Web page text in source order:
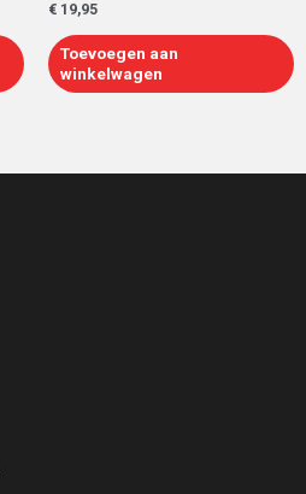
€ 19,95
Toevoegen aan
winkelwagen